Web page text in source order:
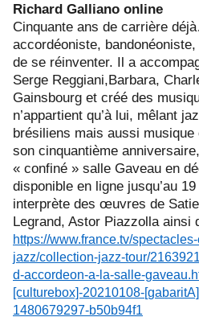
Richard Galliano online
Cinquante ans de carrière
accordéoniste,
de se réinventer. Il a
Serge Reggiani,Barbara,
Gainsbourg et créé des
n’appartient qu’à lui, mêlant
brésiliens mais aussi
son cinquantième
« confiné » salle Gaveau en
disponible en ligne jusqu’au
interprète des œuvres de
Legrand, Astor Piazzolla ainsi
https://www.france.tv/
jazz/collection-jazz-tour/
d-accordeon-a-la-salle-
[culturebox]-20210108-
1480679297-b50b94f1